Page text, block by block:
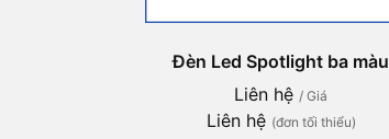
Đèn Led Spotlight ba màu
Liên hệ/ Giá
Liên hệ (đơn tối thiểu)